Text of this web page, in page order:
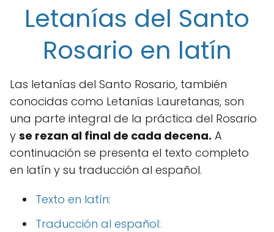
Letanías del Santo
Rosario en latín
Las letanías del Santo Rosario, también
conocidas como Letanías Lauretanas, son
una parte integral de la práctica del Rosario
y se rezan al final de cada decena. A
continuación se presenta el texto completo
en latín y su traducción al español.
Texto en latín:
Traducción al español: